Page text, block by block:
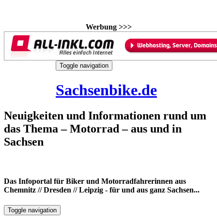
Werbung >>>
Toggle navigation
Sachsenbike.de
Neuigkeiten und Informationen rund um
das Thema – Motorrad – aus und in
Sachsen
Das Infoportal für Biker und Motorradfahrerinnen aus
Chemnitz // Dresden // Leipzig - für und aus ganz Sachsen...
Toggle navigation